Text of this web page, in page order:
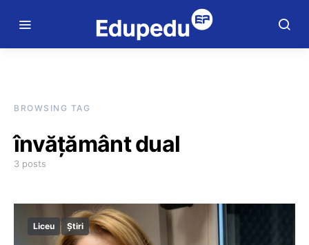
BROWSING TAG
învățământ dual
3 posts
Liceu Știri